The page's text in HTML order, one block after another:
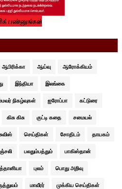
ஆபிரிக்கா ஆய்வு ஆரோக்கியம்
இந்தியா இலங்கை
நிகழ்வுகள் ஐரோப்பா கட்டுரை
கிசு கிசு குட்டி கதை சமையல்
செய்திகள் சோதிடம் தாயகம்
பலதும்பத்தும் பாகிஸ்தான்
புலம் பொது அறிவு
மாவீரர் முக்கிய செய்திகள்